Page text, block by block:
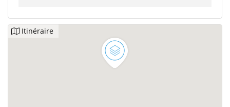
Itinéraire